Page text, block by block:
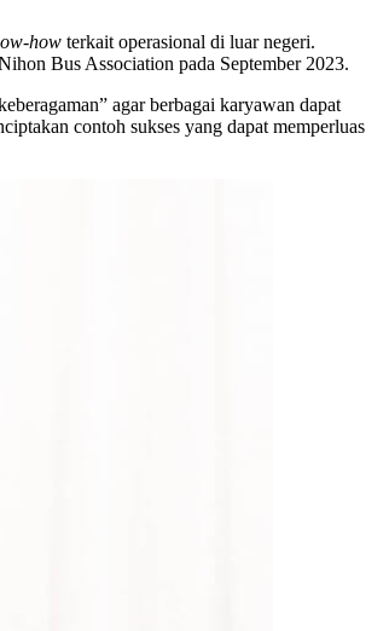
how terkait operasional di luar negeri.
Bus Association pada September 2023.
agar berbagai karyawan dapat
contoh sukses yang dapat memperluas